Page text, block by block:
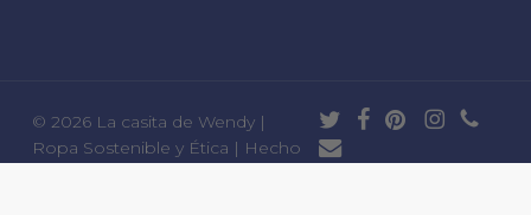
© 2026 La casita de Wendy |
Ropa Sostenible y Ética | Hecho
twitterfacebook
pinterestinstagram
phone
email